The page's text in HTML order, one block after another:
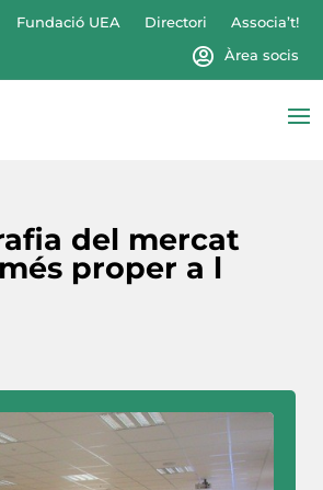
Fundació UEA Directori
Associa’t!
Àrea socis
del mercat
proper a l